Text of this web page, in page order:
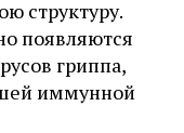
структуру.
появляются
гриппа,
иммунной